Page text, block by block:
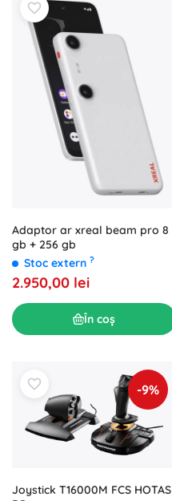
Adaptor ar xreal beam pro 8
gb + 256 gb
Stoc extern ?
2.950,00 lei
În coș
-9%
Joystick T16000M FCS HOTAS